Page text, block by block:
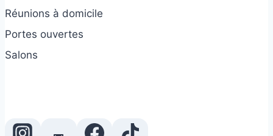
Réunions à domicile
Portes ouvertes
Salons